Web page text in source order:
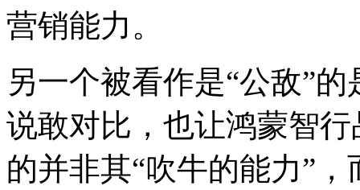
营销能力。
另一个被看作是“公敌”
说敢对比，也让鸿蒙智
的并非其“吹牛的能力”